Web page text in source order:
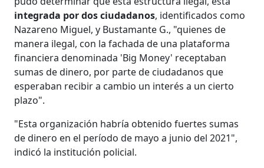
integrada por dos ciudadanos, identificados como
Nazareno Miguel, y Bustamante G., "quienes de
manera ilegal, con la fachada de una plataforma
financiera denominada 'Big Money' receptaban
sumas de dinero, por parte de ciudadanos que
esperaban recibir a cambio un interés a un cierto
plazo".
"Esta organización habría obtenido fuertes sumas
de dinero en el período de mayo a junio del 2021",
indicó la institución policial.